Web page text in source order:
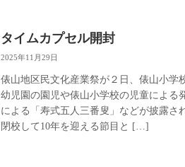
タイムカプセル開封
2025年11月29日
俵山地区民文化産業祭が２日、俵山小学
幼児園の園児や俵山小学校の児童による
による「寿式五人三番叟」などが披露さ
閉校して10年を迎える節目と […]